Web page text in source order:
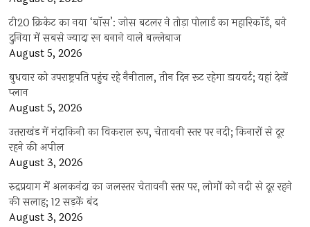
टी20 क्रिकेट का नया ‘बॉस’: जोस बटलर ने तोड़ा पोलार्ड का महारिकॉर्ड, बने
दुनिया में सबसे ज्यादा रन बनाने वाले बल्लेबाज
August 5, 2026
बुधवार को उपराष्ट्रपति पहुंच रहे नैनीताल, तीन दिन रूट रहेगा डायवर्ट; यहां देखें
प्‍लान
August 5, 2026
उत्तराखंड में मंदाकिनी का विकराल रूप, चेतावनी स्तर पर नदी; किनारों से दूर
रहने की अपील
August 3, 2026
रुद्रप्रयाग में अलकनंदा का जलस्तर चेतावनी स्तर पर, लोगों को नदी से दूर रहने
की सलाह; 12 सड़कें बंद
August 3, 2026